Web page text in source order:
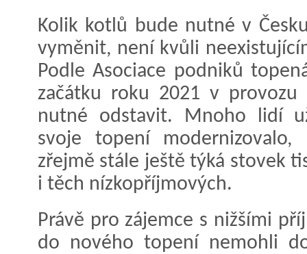
Kolik kotlů bude nutné v
vyměnit, není kvůli
Podle Asociace podniků
začátku roku 2021 v
nutné odstavit. Mnoho lidí
svoje topení
zřejmě stále ještě týká stovek
i těch nízkopříjmových.
Právě pro zájemce s nižšími
do nového topení nemohli